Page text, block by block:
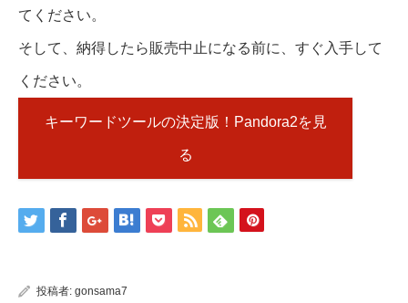
てください。
そして、納得したら販売中止になる前に、すぐ入手して
ください。
キーワードツールの決定版！Pandora2を見
る
投稿者: gonsama7